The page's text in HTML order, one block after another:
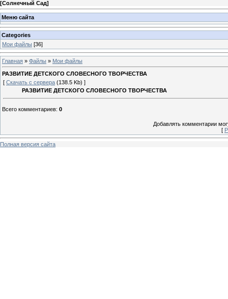
[Солнечный Сад]
Меню сайта
Categories
Мои файлы [36]
Главная » Файлы » Мои файлы
РАЗВИТИЕ ДЕТСКОГО СЛОВЕСНОГО ТВОРЧЕСТВА
[ Скачать с сервера (138.5 Kb) ]
РАЗВИТИЕ ДЕТСКОГО СЛОВЕСНОГО ТВОРЧЕСТВА
Всего комментариев: 0
Добавлять комментарии
[
Полная версия сайта